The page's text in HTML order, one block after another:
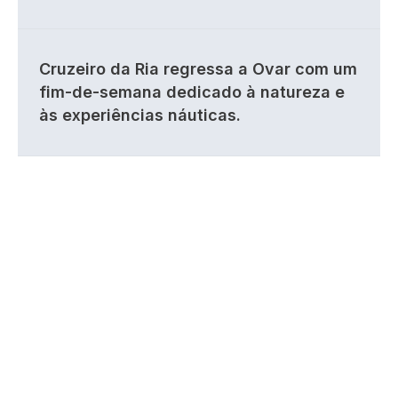
Cruzeiro da Ria regressa a Ovar com um
fim-de-semana dedicado à natureza e
às experiências náuticas.